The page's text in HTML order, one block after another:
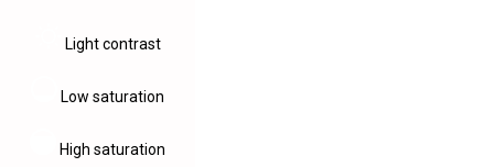
Light contrast
Low saturation
High saturation